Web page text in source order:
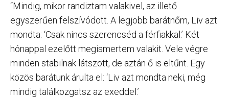
“Mindig, mikor randiztam valakivel, az illető
egyszerűen felszívódott. A legjobb barátnőm, Liv azt
mondta: ‘Csak nincs szerencséd a férfiakkal.’ Két
hónappal ezelőtt megismertem valakit. Vele végre
minden stabilnak látszott, de aztán ő is eltűnt. Egy
közös barátunk árulta el: ‘Liv azt mondta neki, még
mindig találkozgatsz az exeddel.’